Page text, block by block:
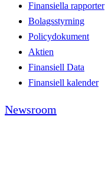
Finansiella rapporter
Bolagsstyrning
Policydokument
Aktien
Finansiell Data
Finansiell kalender
Newsroom